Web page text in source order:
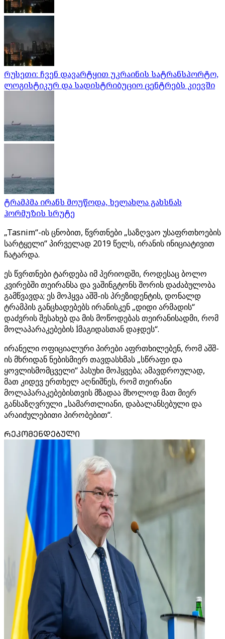
რუსეთი: ჩვენ დავარტყით უკრაინის სატრანსპორტო,
ლოგისტიკურ და სადისტრიბუციო ცენტრებს კიევში
ტრამპმა ირანს მოუწოდა, ხელახლა გახსნას
ჰორმუზის სრუტე
„Tasnim“-ის ცნობით, წვრთნები „საზღვაო უსაფრთხოების
სარტყელი“ პირველად 2019 წელს, ირანის ინიციატივით
ჩატარდა.
ეს წვრთნები ტარდება იმ პერიოდში, როდესაც ბოლო
კვირებში თეირანსა და ვაშინგტონს შორის დაძაბულობა
გამწვავდა; ეს მოჰყვა აშშ-ის პრეზიდენტის, დონალდ
ტრამპის განცხადებებს ირანისკენ „დიდი არმადის“
დაძვრის შესახებ და მის მოწოდებას თეირანისადმი, რომ
მოლაპარაკებების İმაგიდასთან დაჯდეს“.
ირანელი ოფიციალური პირები აფრთხილებენ, რომ აშშ-
ის მხრიდან ნებისმიერ თავდასხმას „სწრაფი და
ყოვლისმომცველი“ პასუხი მოჰყვება; ამავდროულად,
მათ კიდევ ერთხელ აღნიშნეს, რომ თეირანი
მოლაპარაკებებისთვის მზადაა მხოლოდ მათ მიერ
განსაზღვრული „სამართლიანი, დაბალანსებული და
არაიძულებითი პირობებით“.
ᲠᲔᲙᲝᲛᲔᲜᲓᲔᲑᲣᲚᲘ